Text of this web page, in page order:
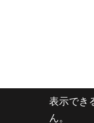
表示でき
ん。